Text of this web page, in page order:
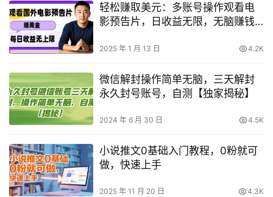
轻松赚取美元：多账号操作观看电
影预告片，日收益无限，无脑赚钱
2025 年 1 月 13 日 4.2K
微信解封操作简单无脑，三天解封
永久封号账号，自测【独家揭秘】
2024 年 6 月 30 日 4.5K
小说推文0基础入门教程，0粉就可
做，快速上手
2025 年 11 月 20 日 4.3K